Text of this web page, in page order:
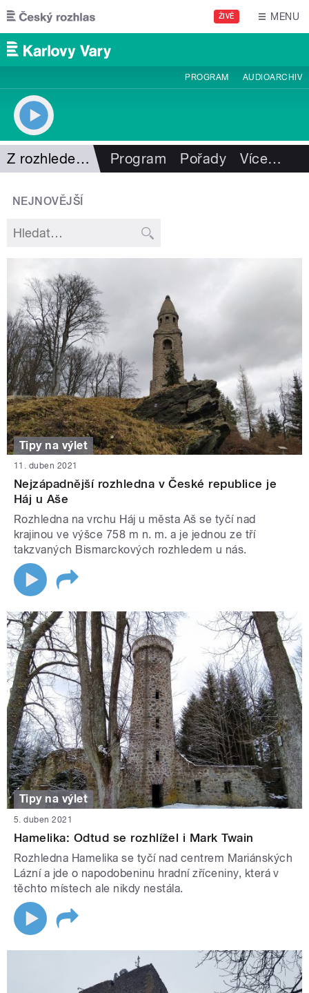
Přejít k hlavnímu obsahu
ŽIVĚ MENU
PROGRAM AUDIOARCHIV
Z rozhleden s rozhledem Program Pořady Více…
NEJNOVĚJŠÍ
Tipy na výlet
11. duben 2021
Nejzápadnější rozhledna v České republice je
Háj u Aše
Rozhledna na vrchu Háj u města Aš se tyčí nad
krajinou ve výšce 758 m n. m. a je jednou ze tří
takzvaných Bismarckových rozhledem u nás.
Tipy na výlet
5. duben 2021
Hamelika: Odtud se rozhlížel i Mark Twain
Rozhledna Hamelika se tyčí nad centrem Mariánských
Lázní a jde o napodobeninu hradní zříceniny, která v
těchto místech ale nikdy nestála.